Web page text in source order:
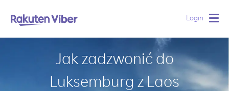
Login
Jak zadzwonić do
Luksemburg z Laos